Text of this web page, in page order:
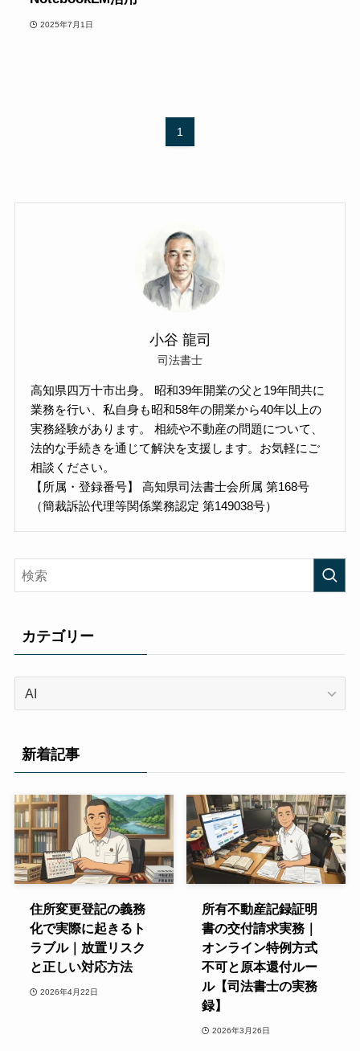
2025年7月1日
1
小谷 龍司
司法書士
高知県四万十市出身。 昭和39年開業の父と19年間共に
業務を行い、私自身も昭和58年の開業から40年以上の
実務経験があります。 相続や不動産の問題について、
法的な手続きを通じて解決を支援します。お気軽にご
相談ください。
【所属・登録番号】 高知県司法書士会所属 第168号
（簡裁訴訟代理等関係業務認定 第149038号）
カテゴリー
リ
ー
新着記事
住所変更登記の義務
化で実際に起きるト
ラブル｜放置リスク
と正しい対応方法
2026年4月22日
所有不動産記録証明
書の交付請求実務｜
オンライン特例方式
不可と原本還付ルー
ル【司法書士の実務
録】
2026年3月26日